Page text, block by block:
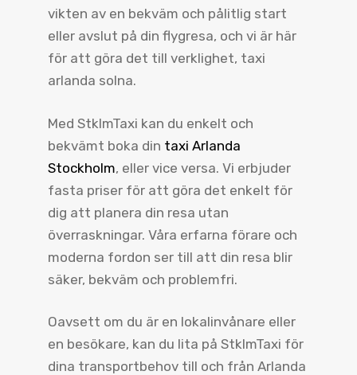
vikten av en bekväm och pålitlig start
eller avslut på din flygresa, och vi är här
för att göra det till verklighet, taxi
arlanda solna.
Med StklmTaxi kan du enkelt och
bekvämt boka din taxi Arlanda
Stockholm, eller vice versa. Vi erbjuder
fasta priser för att göra det enkelt för
dig att planera din resa utan
överraskningar. Våra erfarna förare och
moderna fordon ser till att din resa blir
säker, bekväm och problemfri.
Oavsett om du är en lokalinvånare eller
en besökare, kan du lita på StklmTaxi för
dina transportbehov till och från Arlanda